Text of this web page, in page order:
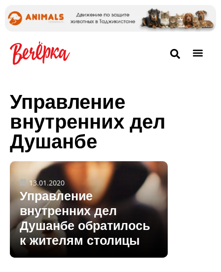
Управление
внутренних дел
Душанбе
13.01.2020
Управление
внутренних дел
Душанбе обратилось
к жителям столицы